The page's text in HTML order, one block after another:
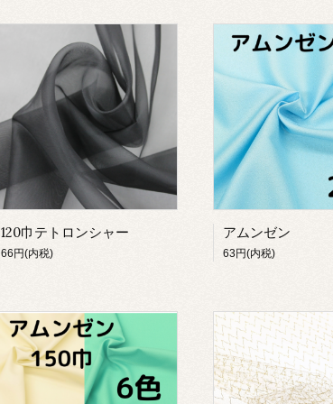
120巾テトロンシャー
66円(内税)
アムンゼン
63円(内税)